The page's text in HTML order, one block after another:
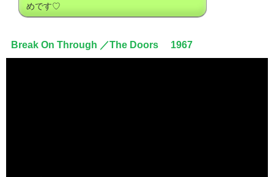
めです♡
Break On Through ／The Doors 1967